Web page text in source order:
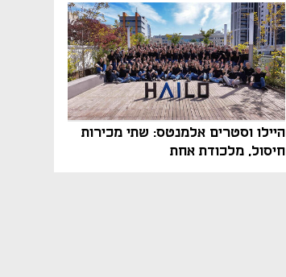
היילו וסטרים אלמנטס: שתי מכירות
חיסול, מלכודת אחת